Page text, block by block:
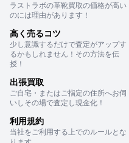
ラストラボの革靴買取の価格が高い
のには理由があります！
高く売るコツ
少し意識するだけで査定がアップす
るかもしれません！その方法を伝
授！
出張買取
ご自宅・またはご指定の住所へお伺
いしその場で査定し現金化！
利用規約
当社をご利用する上でのルールとな